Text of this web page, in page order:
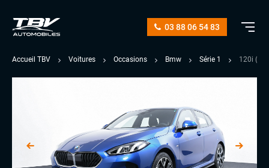
03 88 06 54 83
Accueil TBV Voitures Occasions Bmw Série 1 120i